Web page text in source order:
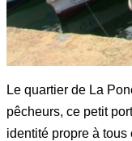
Le quartier de La
pêcheurs, ce petit
identité propre à